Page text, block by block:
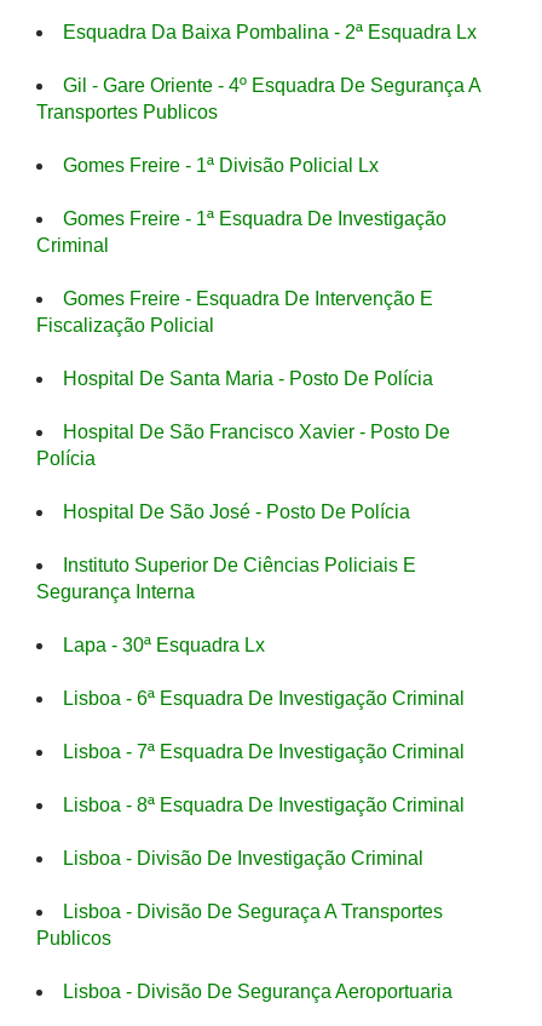
Esquadra Da Baixa Pombalina - 2ª Esquadra Lx
Gil - Gare Oriente - 4º Esquadra De Segurança A
Transportes Publicos
Gomes Freire - 1ª Divisão Policial Lx
Gomes Freire - 1ª Esquadra De Investigação
Criminal
Gomes Freire - Esquadra De Intervenção E
Fiscalização Policial
Hospital De Santa Maria - Posto De Polícia
Hospital De São Francisco Xavier - Posto De
Polícia
Hospital De São José - Posto De Polícia
Instituto Superior De Ciências Policiais E
Segurança Interna
Lapa - 30ª Esquadra Lx
Lisboa - 6ª Esquadra De Investigação Criminal
Lisboa - 7ª Esquadra De Investigação Criminal
Lisboa - 8ª Esquadra De Investigação Criminal
Lisboa - Divisão De Investigação Criminal
Lisboa - Divisão De Seguraça A Transportes
Publicos
Lisboa - Divisão De Segurança Aeroportuaria